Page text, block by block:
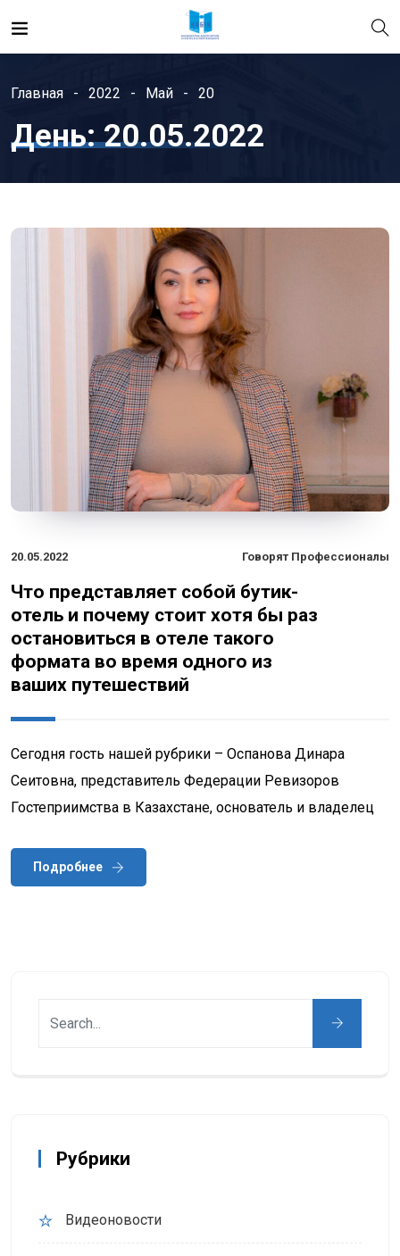
Главная 2022 Май 20
День:20.05.2022
20.05.2022 Говорят Профессионалы
Что представляет собой бутик-
отель и почему стоит хотя бы раз
остановиться в отеле такого
формата во время одного из
ваших путешествий
Сегодня гость нашей рубрики – Оспанова Динара
Сеитовна, представитель Федерации Ревизоров
Гостеприимства в Казахстане, основатель и владелец
Подробнее
Рубрики
Видеоновости